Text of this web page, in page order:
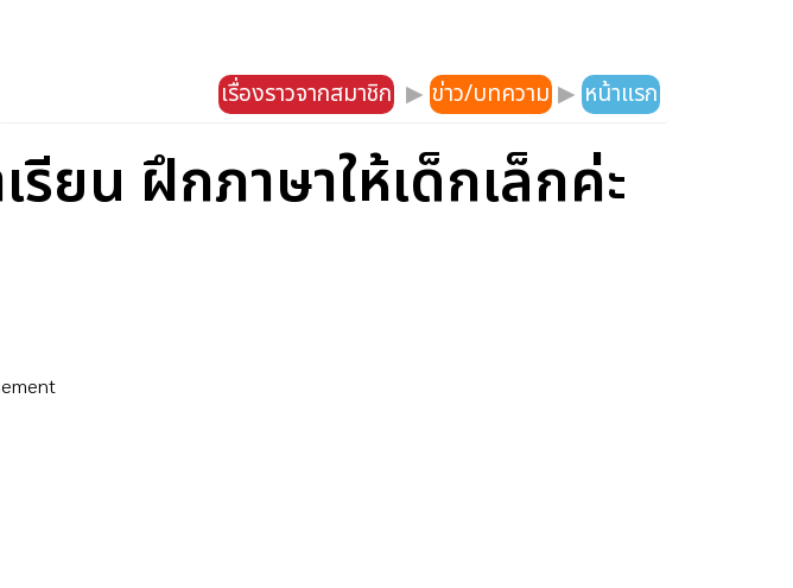
เรื่องราวจากสมาชิก ▶ ข่าว/บทความ ▶ หน้าแรก
ยน ฝึกภาษาให้เด็กเล็กค่ะ